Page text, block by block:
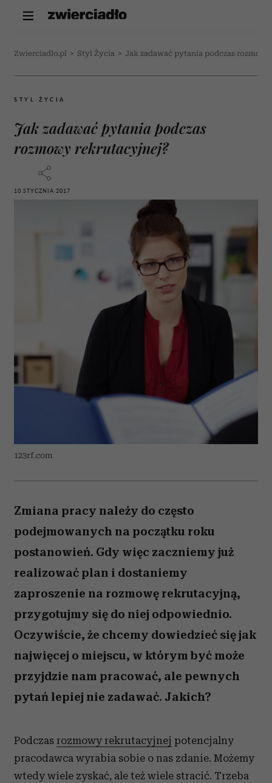
Zwierciadlo.pl > Styl Życia > Jak zadawać pytania podczas
STYL ŻYCIA
Jak zadawać pytania podczas
rozmowy rekrutacyjnej?
10 STYCZNIA 2017
123rf.com
Zmiana pracy należy do często
podejmowanych na początku roku
postanowień. Gdy więc zaczniemy już
realizować plan i dostaniemy
zaproszenie na rozmowę rekrutacyjną,
przygotujmy się do niej odpowiednio.
Oczywiście, że chcemy dowiedzieć się jak
najwięcej o miejscu, w którym być może
przyjdzie nam pracować, ale pewnych
pytań lepiej nie zadawać. Jakich?
Podczas rozmowy rekrutacyjnej potencjalny
pracodawca wyrabia sobie o nas zdanie. Możemy
wtedy wiele zyskać, ale też wiele stracić. Trzeba